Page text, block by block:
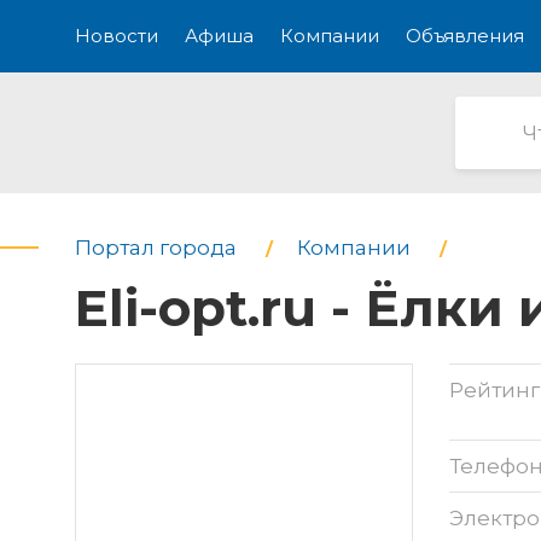
Новости Афиша Компании Объявления
Портал города Компании
Eli-opt.ru - Ёлки
Рейтинг
Телефон